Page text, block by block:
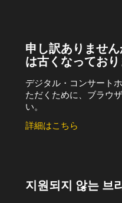
申し訳ありませ
は古くなってお
デジタル・コンサート
ただくために、ブラウ
い。
詳細はこちら
지원되지 않는 브